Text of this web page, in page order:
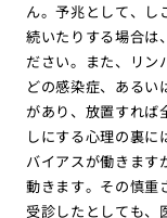
ん。予兆として、し
続いたりする場合は
ださい。また、リン
どの感染症、あるい
があり、放置すれば
しにする心理の裏
バイアスが働きます
動きます。その慎重
受診したとしても、